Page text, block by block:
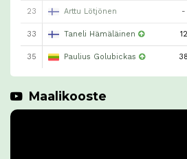
23 Arttu Lötjönen -
33 Taneli Hämäläinen 12
35 Paulius Golubickas 38
Maalikooste